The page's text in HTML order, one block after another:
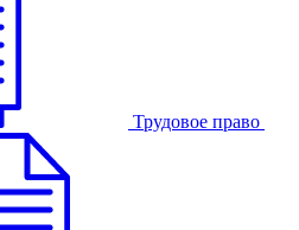
Трудовое право